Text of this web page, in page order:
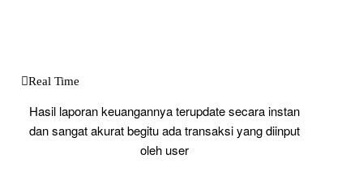
Real Time
Hasil laporan keuangannya terupdate secara instan
dan sangat akurat begitu ada transaksi yang diinput
oleh user